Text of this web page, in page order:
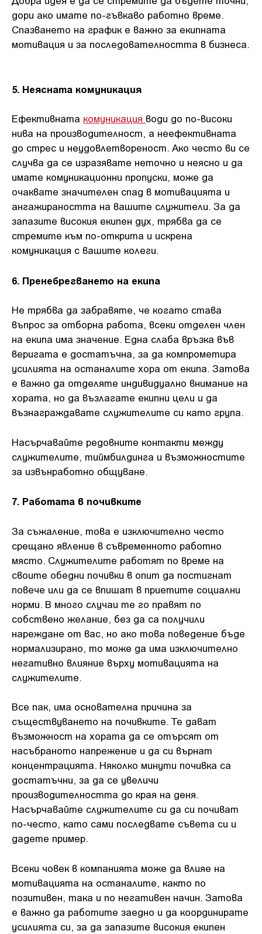
дори ако имате по-гъвкаво работно време.
Спазването на график е важно за екипната
мотивация и за последователността в бизнеса.
5. Неясната комуникация
Ефективната комуникация води до по-високи
нива на производителност, а неефективната
до стрес и неудовлетвореност. Ако често ви се
случва да се изразявате неточно и неясно и да
имате комуникационни пропуски, може да
очаквате значителен спад в мотивацията и
ангажираността на вашите служители. За да
запазите високия екипен дух, трябва да се
стремите към по-открита и искрена
комуникация с вашите колеги.
6. Пренебрегването на екипа
Не трябва да забравяте, че когато става
въпрос за отборна работа, всеки отделен член
на екипа има значение. Една слаба връзка във
веригата е достатъчна, за да компрометира
усилията на останалите хора от екипа. Затова
е важно да отделяте индивидуално внимание на
хората, но да възлагате екипни цели и да
възнаграждавате служителите си като група.
Насърчавайте редовните контакти между
служителите, тиймбилдинга и възможностите
за извънработно общуване.
7. Работата в почивките
За съжаление, това е изключително често
срещано явление в съвременното работно
място. Служителите работят по време на
своите обедни почивки в опит да постигнат
повече или да се впишат в приетите социални
норми. В много случаи те го правят по
собствено желание, без да са получили
нареждане от вас, но ако това поведение бъде
нормализирано, то може да има изключително
негативно влияние върху мотивацията на
служителите.
Все пак, има основателна причина за
съществуването на почивките. Те дават
възможност на хората да се отърсят от
насъбраното напрежение и да си върнат
концентрацията. Няколко минути почивка са
достатъчни, за да се увеличи
производителността до края на деня.
Насърчавайте служителите си да си почиват
по-често, като сами последвате съвета си и
дадете пример.
Всеки човек в компанията може да влияе на
мотивацията на останалите, както по
позитивен, така и по негативен начин. Затова
е важно да работите заедно и да координирате
усилията си, за да запазите високия екипен